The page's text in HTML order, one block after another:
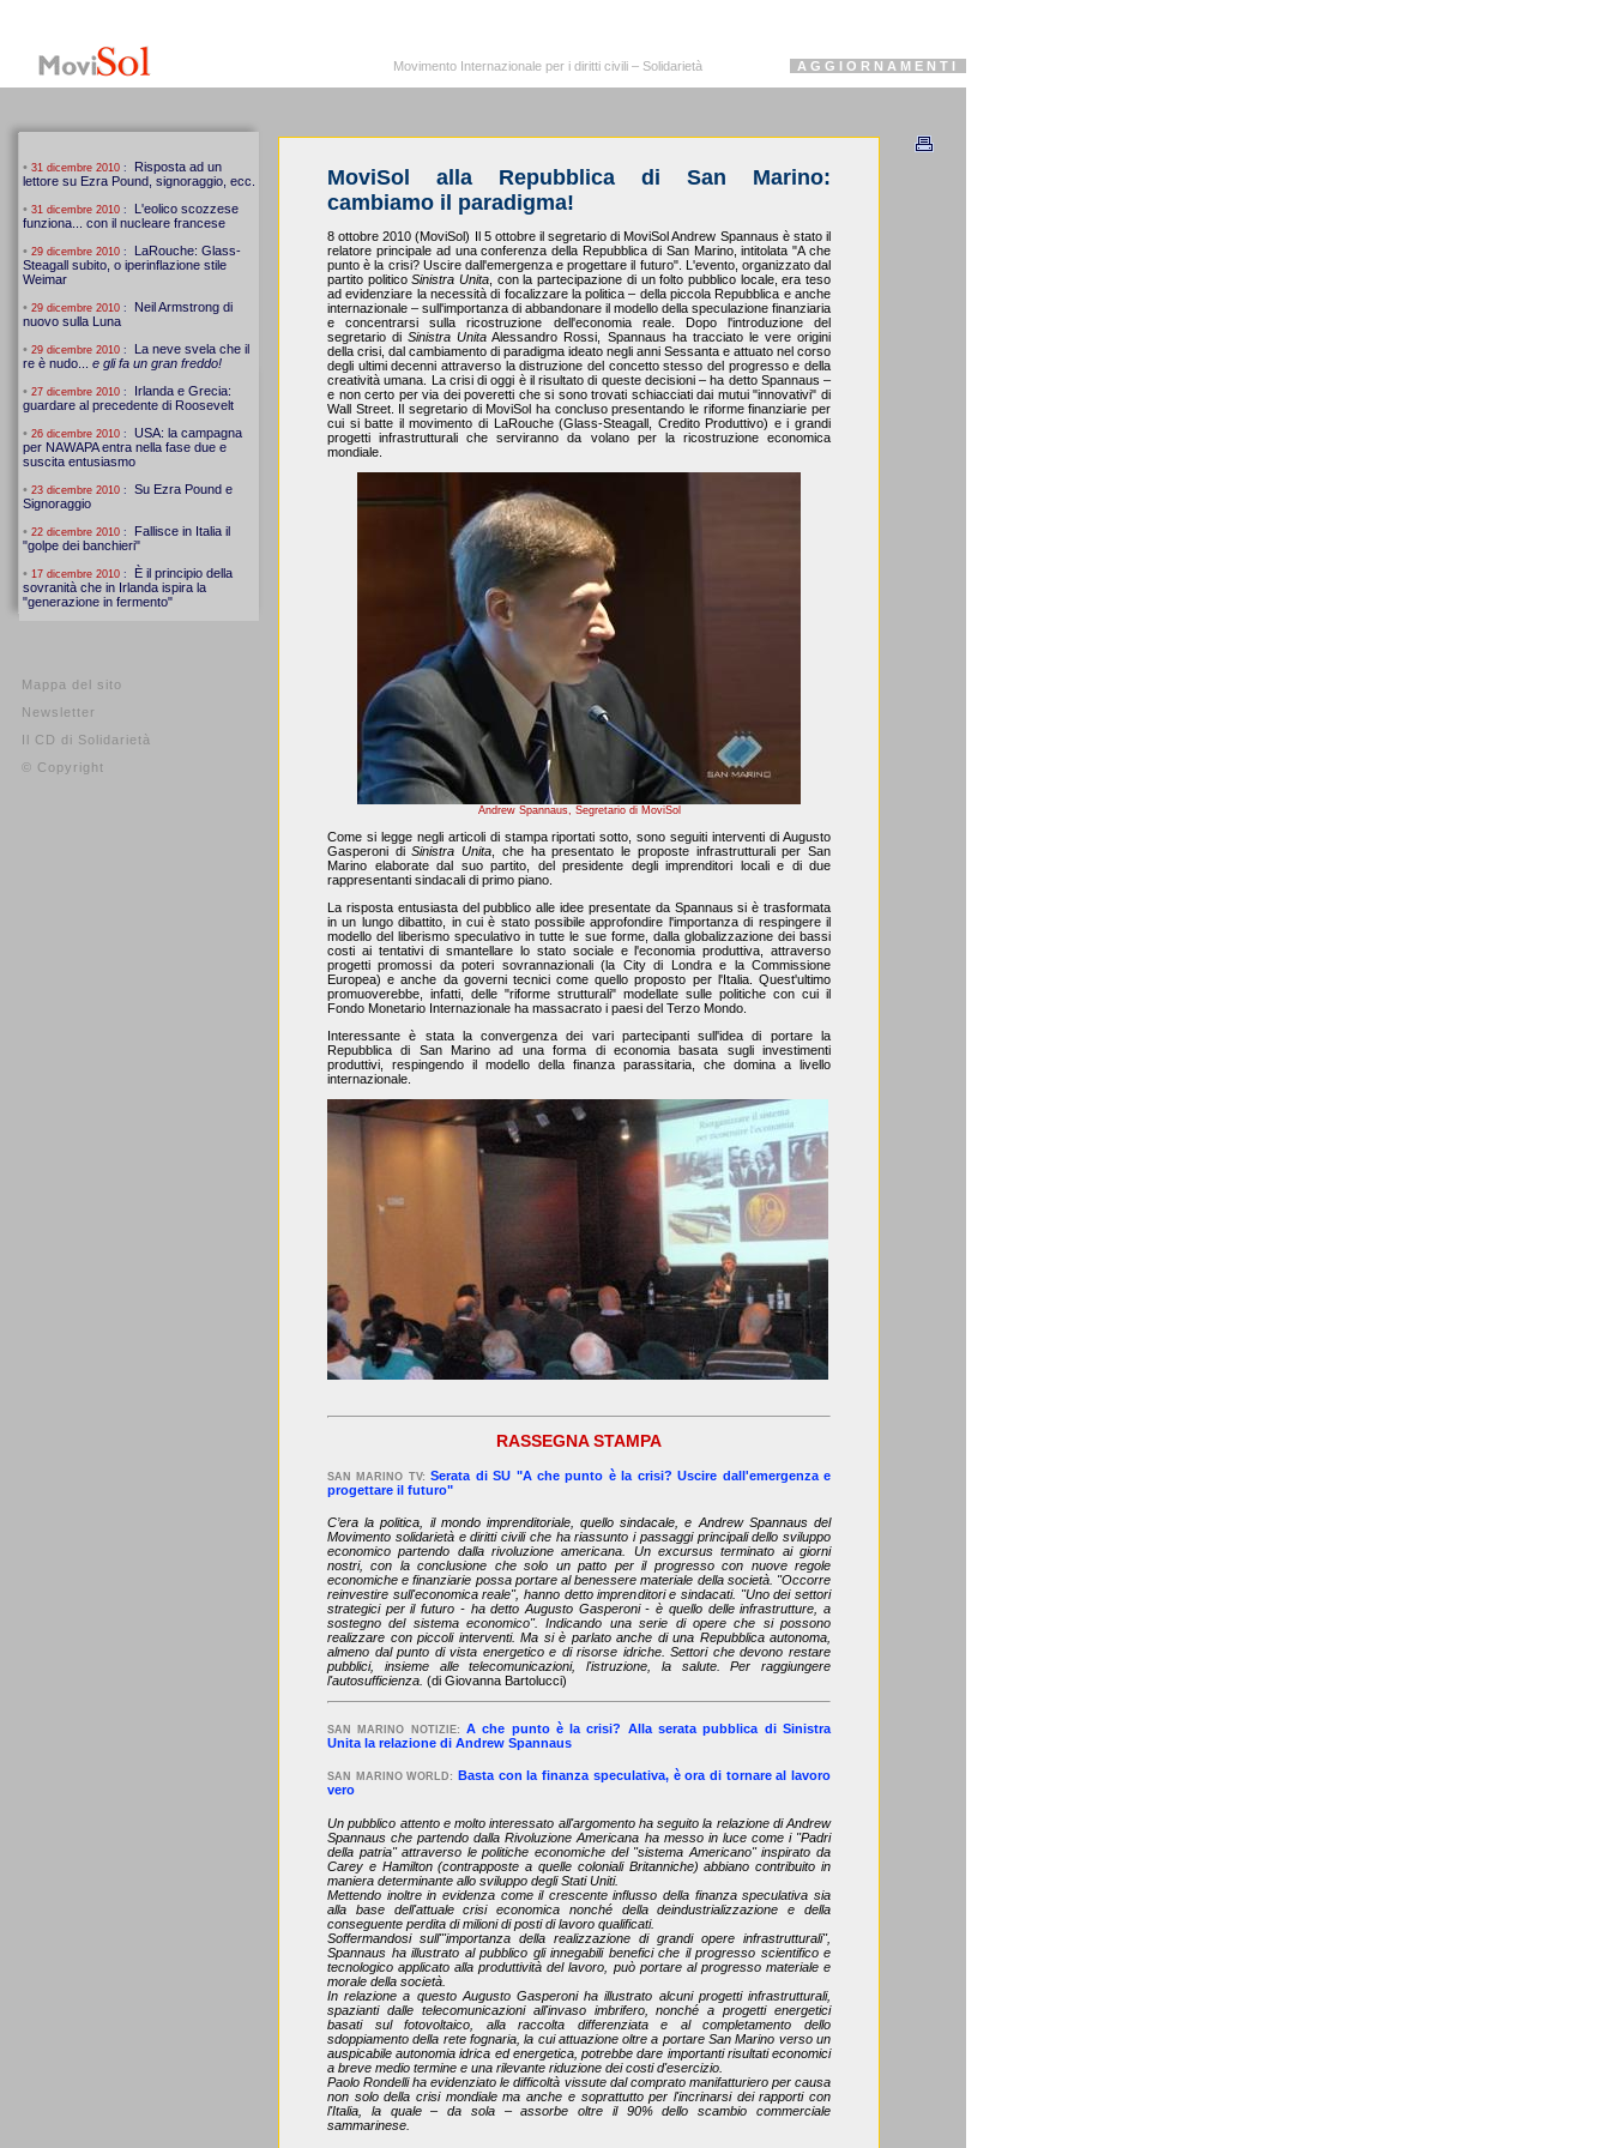
Mappa del sito
Newsletter
Il CD di Solidarietà
© Copyright
Movimento Internazionale per i diritti civili – Solidarietà A G G I O R N A M E N T I
MoviSol alla Repubblica di San Marino:
cambiamo il paradigma!
8 ottobre 2010 (MoviSol) Il 5 ottobre il segretario di MoviSol Andrew Spannaus è stato il
relatore principale ad una conferenza della Repubblica di San Marino, intitolata "A che
punto è la crisi? Uscire dall'emergenza e progettare il futuro". L'evento, organizzato dal
partito politicoSinistra Unita , con la partecipazione di un folto pubblico locale, era teso
ad evidenziare la necessità di focalizzare la politica – della piccola Repubblica e anche
internazionale – sull'importanza di abbandonare il modello della speculazione finanziaria
e concentrarsi sulla ricostruzione dell'economia reale. Dopo l'introduzione del
segretario diSinistra Unita Alessandro Rossi, Spannaus ha tracciato le vere origini
della crisi, dal cambiamento di paradigma ideato negli anni Sessanta e attuato nel corso
degli ultimi decenni attraverso la distruzione del concetto stesso del progresso e della
creatività umana. La crisi di oggi è il risultato di queste decisioni – ha detto Spannaus –
e non certo per via dei poveretti che si sono trovati schiacciati dai mutui "innovativi" di
Wall Street. Il segretario di MoviSol ha concluso presentando le riforme finanziarie per
cui si batte il movimento di LaRouche (Glass-Steagall, Credito Produttivo) e i grandi
progetti infrastrutturali che serviranno da volano per la ricostruzione economica
mondiale.
Andrew Spannaus, Segretario di MoviSol
Come si legge negli articoli di stampa riportati sotto, sono seguiti interventi di Augusto
Gasperoni diSinistra Unita , che ha presentato le proposte infrastrutturali per San
Marino elaborate dal suo partito, del presidente degli imprenditori locali e di due
rappresentanti sindacali di primo piano.
La risposta entusiasta del pubblico alle idee presentate da Spannaus si è trasformata
in un lungo dibattito, in cui è stato possibile approfondire l'importanza di respingere il
modello del liberismo speculativo in tutte le sue forme, dalla globalizzazione dei bassi
costi ai tentativi di smantellare lo stato sociale e l'economia produttiva, attraverso
progetti promossi da poteri sovrannazionali (la City di Londra e la Commissione
Europea) e anche da governi tecnici come quello proposto per l'Italia. Quest'ultimo
promuoverebbe, infatti, delle "riforme strutturali" modellate sulle politiche con cui il
Fondo Monetario Internazionale ha massacrato i paesi del Terzo Mondo.
Interessante è stata la convergenza dei vari partecipanti sull'idea di portare la
Repubblica di San Marino ad una forma di economia basata sugli investimenti
produttivi, respingendo il modello della finanza parassitaria, che domina a livello
internazionale.
RASSEGNA STAMPA
SAN MARINO TV: Serata di SU "A che punto è la crisi? Uscire dall'emergenza e
progettare il futuro"
C’era la politica, il mondo imprenditoriale, quello sindacale, e Andrew Spannaus del
Movimento solidarietà e diritti civili che ha riassunto i passaggi principali dello sviluppo
economico partendo dalla rivoluzione americana. Un excursus terminato ai giorni
nostri, con la conclusione che solo un patto per il progresso con nuove regole
economiche e finanziarie possa portare al benessere materiale della società. "Occorre
reinvestire sull'economica reale", hanno detto imprenditori e sindacati. "Uno dei settori
strategici per il futuro - ha detto Augusto Gasperoni - è quello delle infrastrutture, a
sostegno del sistema economico". Indicando una serie di opere che si possono
realizzare con piccoli interventi. Ma si è parlato anche di una Repubblica autonoma,
almeno dal punto di vista energetico e di risorse idriche. Settori che devono restare
pubblici, insieme alle telecomunicazioni, l'istruzione, la salute. Per raggiungere
l'autosufficienza. (di Giovanna Bartolucci)
SAN MARINO NOTIZIE: A che punto è la crisi? Alla serata pubblica di Sinistra
Unita la relazione di Andrew Spannaus
SAN MARINO WORLD:
Basta con la finanza speculativa, è ora di tornare al lavoro
vero
Un pubblico attento e molto interessato all'argomento ha seguito la relazione di Andrew
Spannaus che partendo dalla Rivoluzione Americana ha messo in luce come i "Padri
della patria" attraverso le politiche economiche del "sistema Americano" inspirato da
Carey e Hamilton (contrapposte a quelle coloniali Britanniche) abbiano contribuito in
maniera determinante allo sviluppo degli Stati Uniti.
Mettendo inoltre in evidenza come il crescente influsso della finanza speculativa sia
alla base dell'attuale crisi economica nonché della deindustrializzazione e della
conseguente perdita di milioni di posti di lavoro qualificati.
Soffermandosi sull'"importanza della realizzazione di grandi opere infrastrutturali",
Spannaus ha illustrato al pubblico gli innegabili benefici che il progresso scientifico e
tecnologico applicato alla produttività del lavoro, può portare al progresso materiale e
morale della società.
In relazione a questo Augusto Gasperoni ha illustrato alcuni progetti infrastrutturali,
spazianti dalle telecomunicazioni all'invaso imbrifero, nonché a progetti energetici
basati sul fotovoltaico, alla raccolta differenziata e al completamento dello
sdoppiamento della rete fognaria, la cui attuazione oltre a portare San Marino verso un
auspicabile autonomia idrica ed energetica, potrebbe dare importanti risultati economici
a breve medio termine e una rilevante riduzione dei costi d'esercizio.
Paolo Rondelli ha evidenziato le difficoltà vissute dal comprato manifatturiero per causa
non solo della crisi mondiale ma anche e soprattutto per l'incrinarsi dei rapporti con
l'Italia, la quale – da sola – assorbe oltre il 90% dello scambio commerciale
sammarinese.